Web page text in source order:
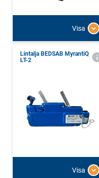
Visa
Lintalja BEDSAB MyrantiQ
LT-2
Visa